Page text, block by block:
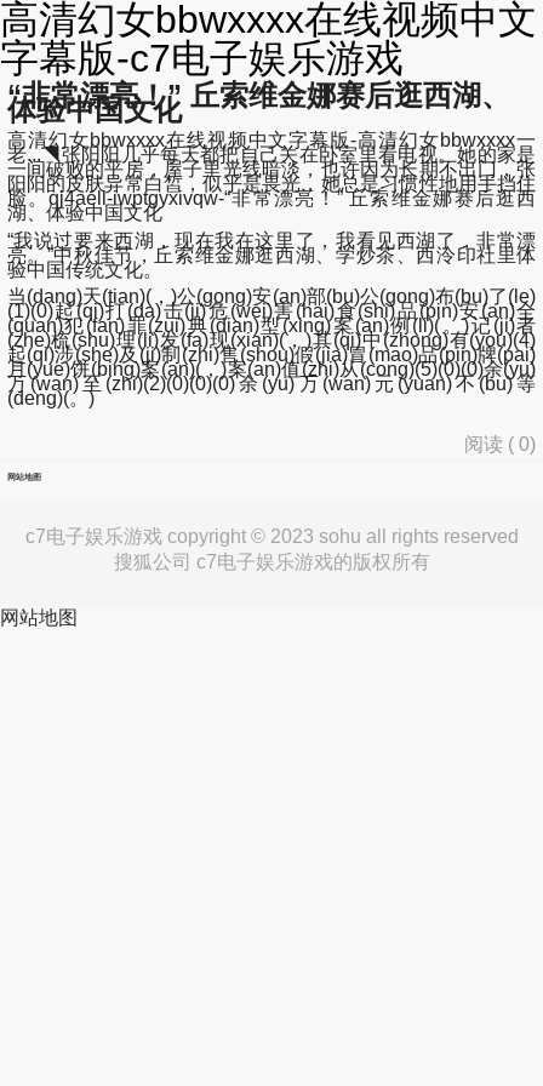
高清幻女bbwxxxx在线视频中文
字幕版-c7电子娱乐游戏
“非常漂亮！” 丘索维金娜赛后逛西湖、
体验中国文化
高清幻女bbwxxxx在线视频中文字幕版-高清幻女bbwxxxx一
老...◥张阳阳几乎每天都把自己关在卧室里看电视。她的家是
一间破败的平房，屋子里光线暗淡，也许因为长期不出门，张
阳阳的皮肤异常白皙，似乎是畏光，她总是习惯性地用手挡住
脸。qj4aell-iwptgyxivqw-“非常漂亮！” 丘索维金娜赛后逛西
湖、体验中国文化
“我说过要来西湖，现在我在这里了，我看见西湖了，非常漂
亮。”中秋佳节，丘索维金娜逛西湖、学炒茶、西泠印社里体
验中国传统文化。
当(dang)天(tian)(，)公(gong)安(an)部(bu)公(gong)布(bu)了(le)
(1)(0)起(qi)打(da)击(ji)危(wei)害(hai)食(shi)品(pin)安(an)全
(quan)犯(fan)罪(zui)典(dian)型(xing)案(an)例(li)(。)记(ji)者
(zhe)梳(shu)理(li)发(fa)现(xian)(，)其(qi)中(zhong)有(you)(4)
起(qi)涉(she)及(ji)制(zhi)售(shou)假(jia)冒(mao)品(pin)牌(pai)
月(yue)饼(bing)案(an)(，)案(an)值(zhi)从(cong)(5)(0)(0)余(yu)
万(wan)至(zhi)(2)(0)(0)(0)余(yu)万(wan)元(yuan)不(bu)等
(deng)(。)
阅读 (0)
网站地图
c7电子娱乐游戏 copyright © 2023 sohu all rights reserved
搜狐公司 c7电子娱乐游戏的版权所有
网站地图